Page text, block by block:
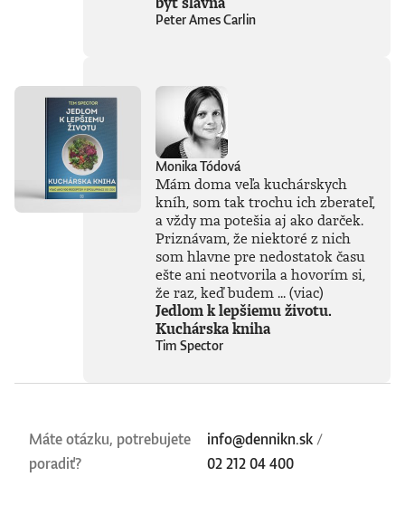
Peter Ames Carlin
Monika Tódová
Mám doma veľa kuchárskych
kníh, som tak trochu ich zberateľ,
a vždy ma potešia aj ako darček.
Priznávam, že niektoré z nich
som hlavne pre nedostatok času
ešte ani neotvorila a hovorím si,
že raz, keď budem ...(viac)
Jedlom k lepšiemu životu.
Kuchárska kniha
Tim Spector
Máte otázku, potrebujete
poradiť?
info@dennikn.sk /
02 212 04 400